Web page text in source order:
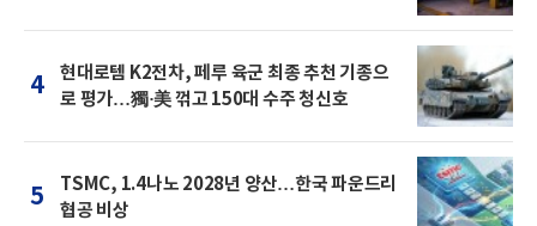
4
현대로템 K2전차, 페루 육군 최종 추천 기종으
로 평가…獨·美 꺾고 150대 수주 청신호
5
TSMC, 1.4나노 2028년 양산…한국 파운드리
협공 비상